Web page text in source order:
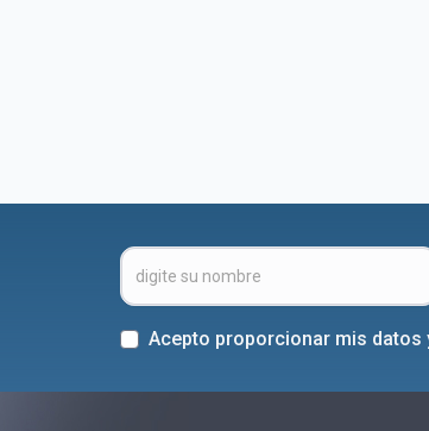
Acepto proporcionar mis datos